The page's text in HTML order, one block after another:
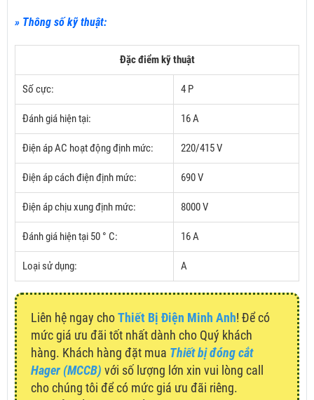
» Thông số kỹ thuật:
Đặc điểm kỹ thuật
Số cực: 4 P
Đánh giá hiện tại: 16 A
Điện áp AC hoạt động định mức: 220/415 V
Điện áp cách điện định mức: 690 V
Điện áp chịu xung định mức: 8000 V
Đánh giá hiện tại 50 ° C: 16 A
Loại sử dụng: A
Liên hệ ngay choThiết Bị Điện Minh Anh! Để có
mức giá ưu đãi tốt nhất dành cho Quý khách
hàng. Khách hàng đặt mua Thiết bị đóng cắt
Hager (MCCB) với số lượng lớn xin vui lòng call
cho chúng tôi để có mức giá ưu đãi riêng.